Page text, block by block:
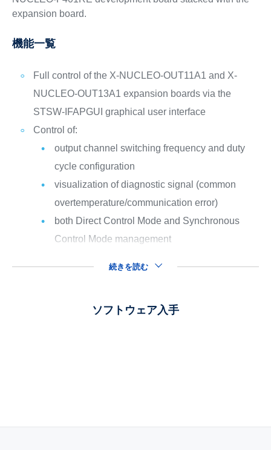
expansion board.
機能一覧
Full control of the X-NUCLEO-OUT11A1 and X-
NUCLEO-OUT13A1 expansion boards via the
STSW-IFAPGUI graphical user interface
Control of:
output channel switching frequency and duty
cycle configuration
visualization of diagnostic signal (common
overtemperature/communication error)
both Direct Control Mode and Synchronous
Control Mode management
続きを読む
ソフトウェア入手